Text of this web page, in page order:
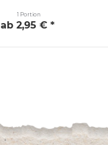
1 Portion
ab 2,95 € *